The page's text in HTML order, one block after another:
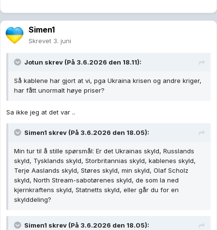
Simen1
Skrevet 3. juni
Jotun skrev (På 3.6.2026 den 18.11):
Så kablene har gjort at vi, pga Ukraina krisen og andre kriger,
har fått unormalt høye priser?
Sa ikke jeg at det var ..
Simen1 skrev (På 3.6.2026 den 18.05):
Min tur til å stille spørsmål: Er det Ukrainas skyld, Russlands
skyld, Tysklands skyld, Storbritannias skyld, kablenes skyld,
Terje Aaslands skyld, Støres skyld, min skyld, Olaf Scholz
skyld, North Stream-sabotørenes skyld, de som la ned
kjernkraftens skyld, Statnetts skyld, eller går du for en
skylddeling?
Simen1 skrev (På 3.6.2026 den 18.05):